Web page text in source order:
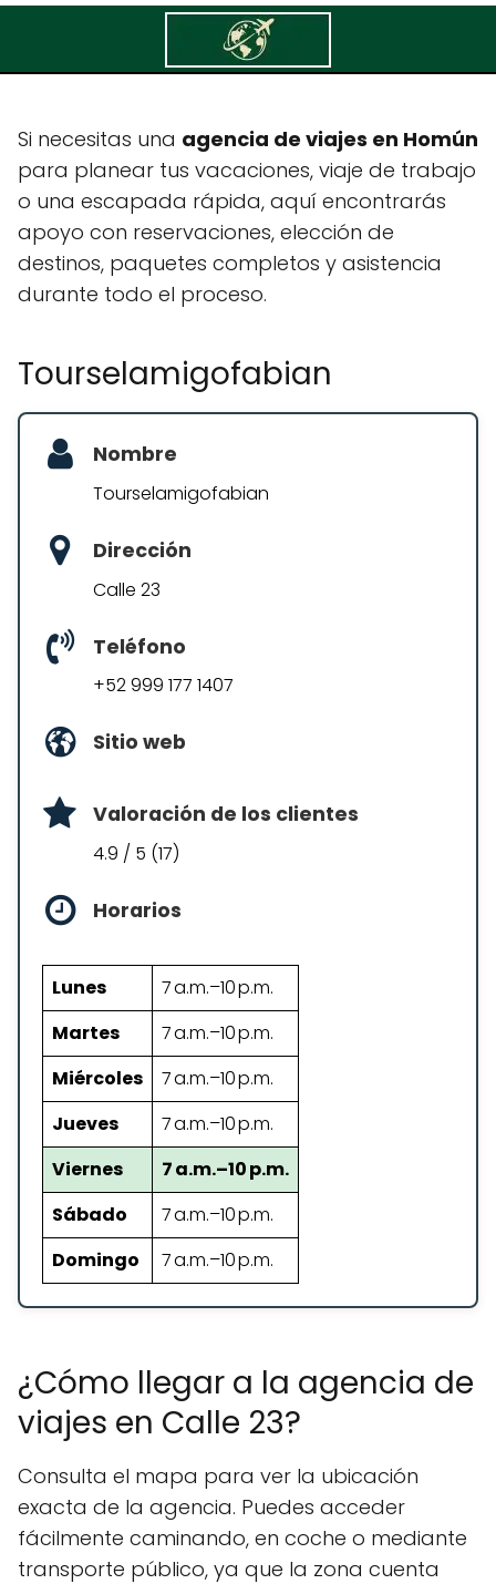
Tourselamigofabian
Si necesitas una agencia de viajes en Homún
para planear tus vacaciones, viaje de trabajo
o una escapada rápida, aquí encontrarás
apoyo con reservaciones, elección de
destinos, paquetes completos y asistencia
durante todo el proceso.
Tourselamigofabian
Nombre
Tourselamigofabian
Dirección
Calle 23
Teléfono
+52 999 177 1407
Sitio web
Valoración de los clientes
4.9 / 5 (17)
Horarios
Lunes
7 a.m.–10 p.m.
Martes
7 a.m.–10 p.m.
Miércoles
7 a.m.–10 p.m.
Jueves
7 a.m.–10 p.m.
Viernes
7 a.m.–10 p.m.
Sábado
7 a.m.–10 p.m.
Domingo
7 a.m.–10 p.m.
¿Cómo llegar a la agencia de
viajes en Calle 23?
Consulta el mapa para ver la ubicación
exacta de la agencia. Puedes acceder
fácilmente caminando, en coche o mediante
transporte público, ya que la zona cuenta